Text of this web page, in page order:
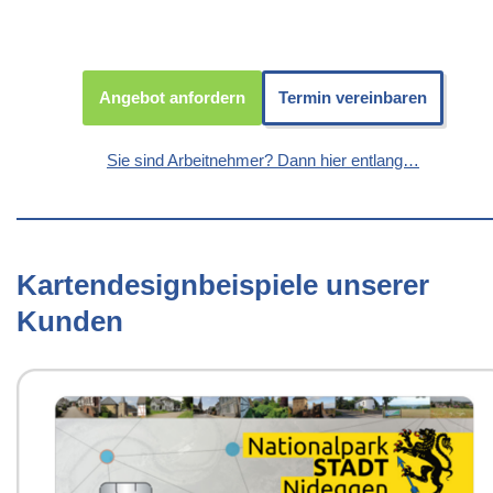
Angebot anfordern Termin vereinbaren
Sie sind Arbeitnehmer? Dann hier entlang…
Kartendesignbeispiele unserer
Kunden